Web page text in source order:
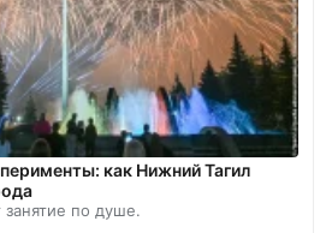
как Нижний Тагил
по душе.